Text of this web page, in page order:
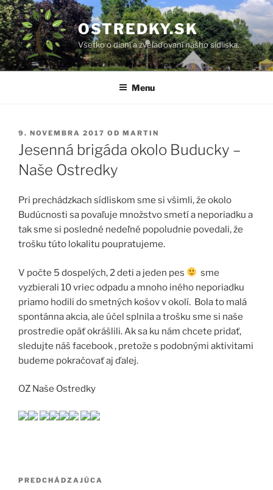
Prejsť
na
obsah
OSTREDKY.SK
Všetko o dianí a zveľaďovaní nášho sídliska.
Menu
PUBLIKOVANÉ
9. NOVEMBRA 2017 OD MARTIN
Jesenná brigáda okolo Buducky –
Naše Ostredky
Pri prechádzkach sídliskom sme si všimli, že okolo
Budúcnosti sa povaľuje množstvo smetí a neporiadku a
tak sme si posledné nedeľné popoludnie povedali, že
trošku túto lokalitu poupratujeme.
V počte 5 dospelých, 2 deti a jeden pes
sme
vyzbierali 10 vriec odpadu a mnoho iného neporiadku
priamo hodili do smetných košov v okolí. Bola to malá
spontánna akcia, ale účel splnila a trošku sme si naše
prostredie opäť okrášlili. Ak sa ku nám chcete pridať,
sledujte náš facebook , pretože s podobnými aktivitami
budeme pokračovať aj ďalej.
OZ Naše Ostredky
Navigácia
Predchádzajúci
PREDCHÁDZAJÚCA